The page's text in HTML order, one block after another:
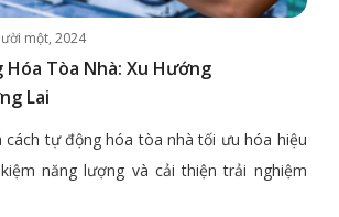
một, 2024
Tòa Nhà: Xu Hướng
Lai
cách tự động hóa tòa nhà tối ưu hóa hiệu
năng lượng và cải thiện trải nghiệm